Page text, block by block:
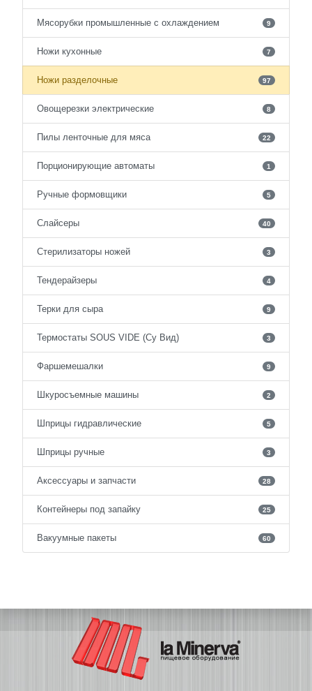
Мясорубки промышленные с охлаждением 9
Ножи кухонные 7
Ножи разделочные 97
Овощерезки электрические 8
Пилы ленточные для мяса 22
Порционирующие автоматы 1
Ручные формовщики 5
Слайсеры 40
Стерилизаторы ножей 3
Тендерайзеры 4
Терки для сыра 9
Термостаты SOUS VIDE (Су Вид) 3
Фаршемешалки 9
Шкуросъемные машины 2
Шприцы гидравлические 5
Шприцы ручные 3
Аксессуары и запчасти 28
Контейнеры под запайку 25
Вакуумные пакеты 60